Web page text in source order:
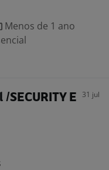
Menos de 1 ano
E
31 jul